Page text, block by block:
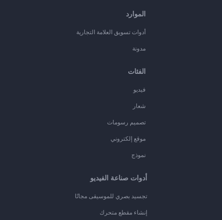
الموارد
أدوات تسويق العلامة التجارية
مدونة
الفئات
فيديو
شعار
تصميم رسومات
موقع إلكتروني
نموذج
أدوات صناعة الفيديو
تجسيد بصري للموسيقى مجانًا
إنشاء مقطع متحرك